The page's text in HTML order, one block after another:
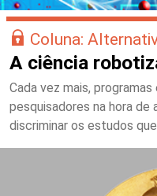
Coluna:
A ciência
Cada vez mais,
pesquisadores na hora de
discriminar os estudos